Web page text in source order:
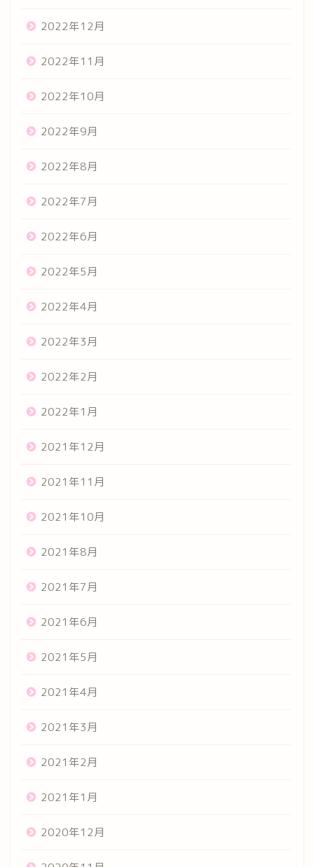
2022年12月
2022年11月
2022年10月
2022年9月
2022年8月
2022年7月
2022年6月
2022年5月
2022年4月
2022年3月
2022年2月
2022年1月
2021年12月
2021年11月
2021年10月
2021年8月
2021年7月
2021年6月
2021年5月
2021年4月
2021年3月
2021年2月
2021年1月
2020年12月